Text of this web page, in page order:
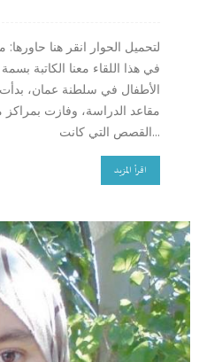
لتحميل الحوار انقر هنا
في هذا اللقاء معنا الكاتبة
الأطفال في سلطنة عمان،
مقاعد الدراسة، وفازت
القصص التي كانت...
اقرأ المزيد